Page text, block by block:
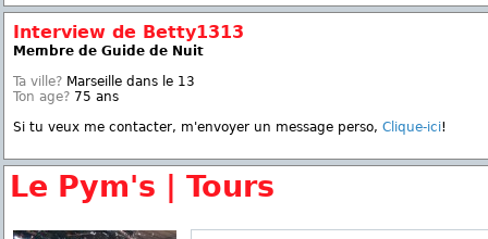
Interview de Betty1313
Membre de Guide de Nuit
Ta ville? Marseille dans le 13
Ton age? 75 ans
Si tu veux me contacter, m'envoyer un message perso, Clique-ici!
Le Pym's | Tours